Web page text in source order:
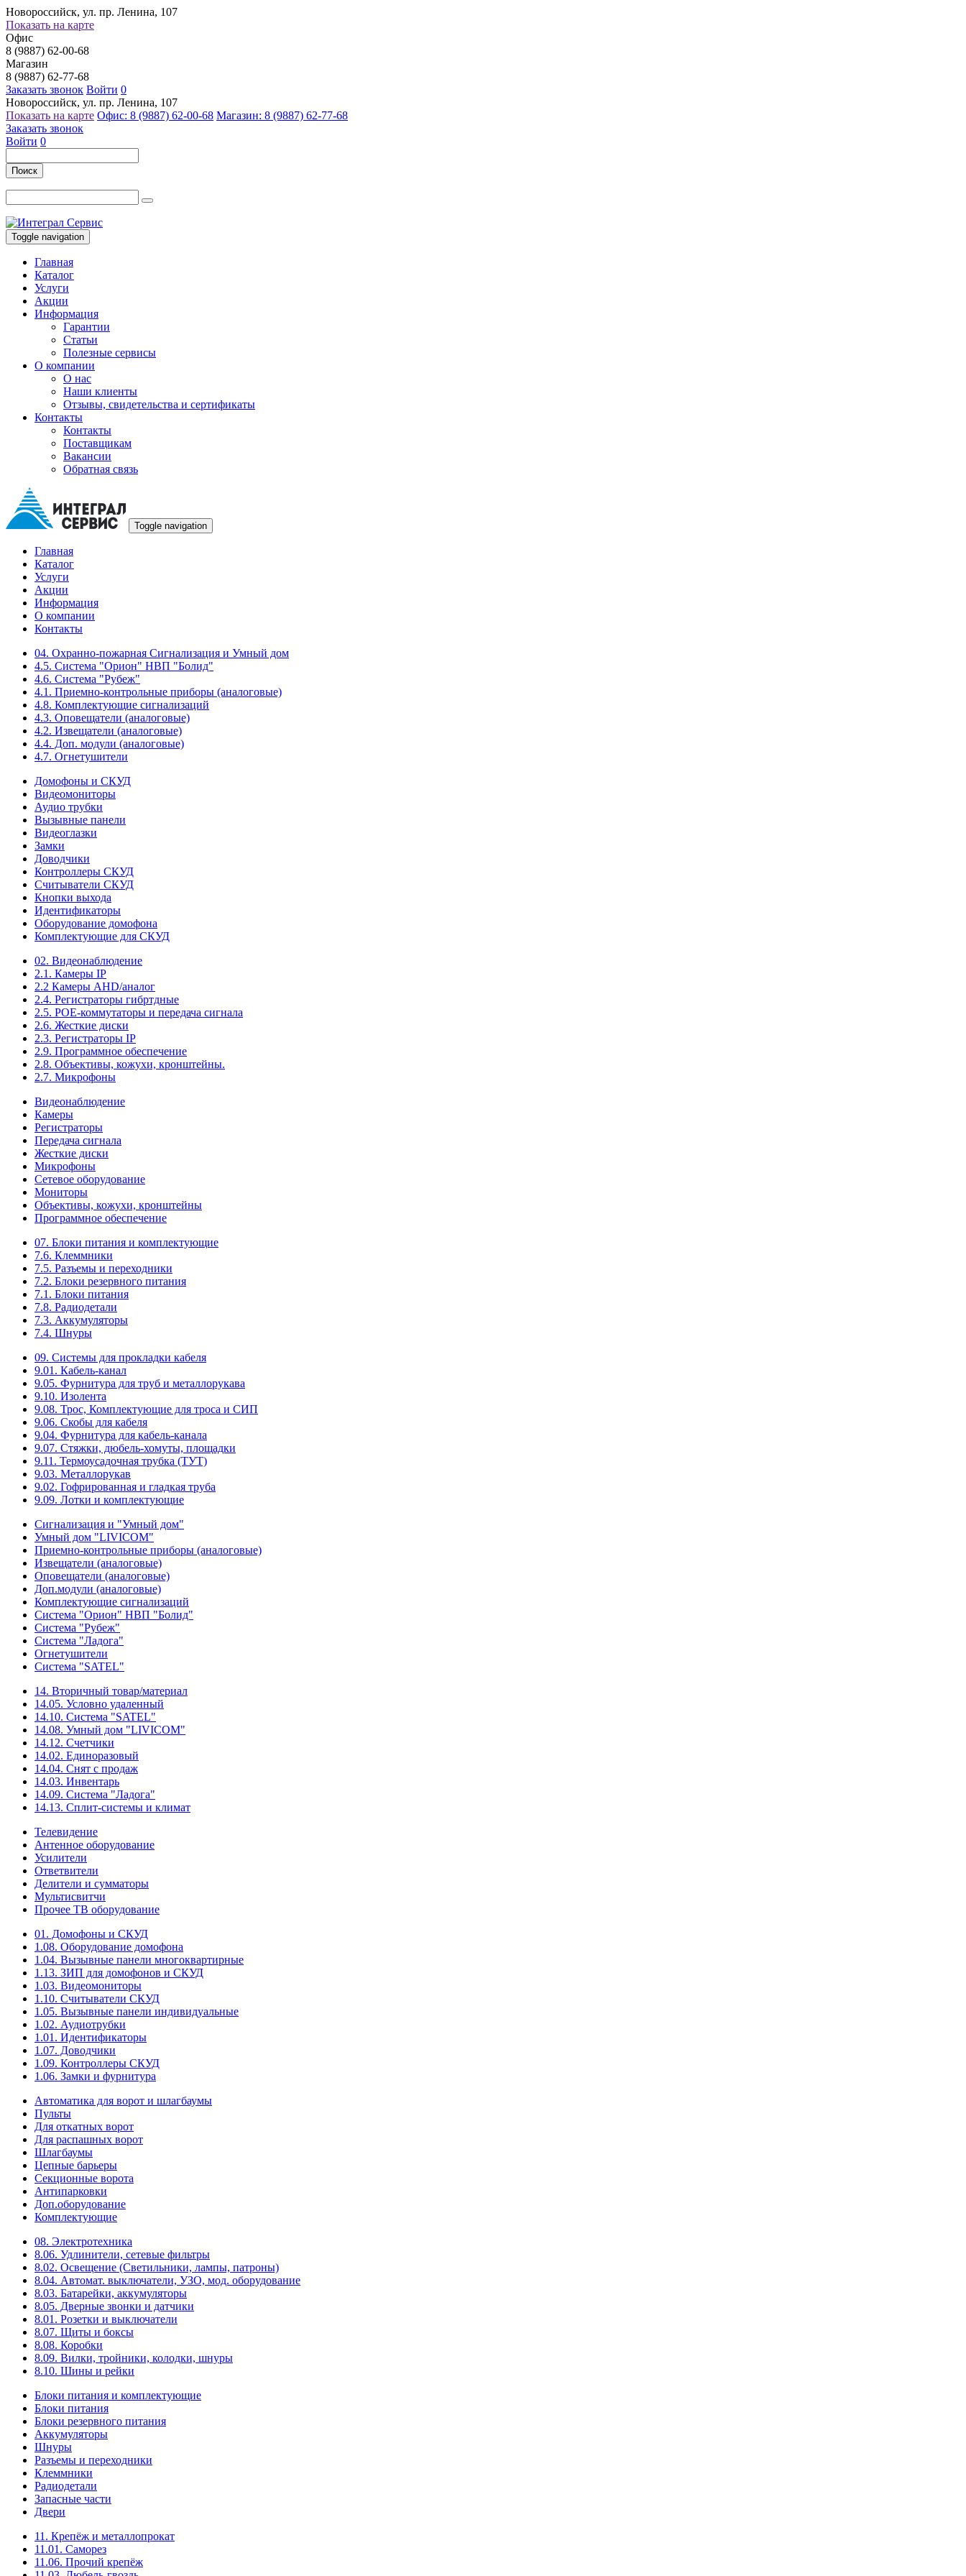
Новороссийск, ул. пр. Ленина, 107
Показать на карте
Офис
8 (9887) 62-00-68
Магазин
8 (9887) 62-77-68
Заказать звонок Войти 0
Новороссийск, ул. пр. Ленина, 107
Показать на карте Офис: 8 (9887) 62-00-68 Магазин: 8 (9887) 62-77-68
Заказать звонок
Войти 0
Поиск
Toggle navigation
Главная
Каталог
Услуги
Акции
Информация
Гарантии
Статьи
Полезные сервисы
О компании
О нас
Наши клиенты
Отзывы, свидетельства и сертификаты
Контакты
Контакты
Поставщикам
Вакансии
Обратная связь
Toggle navigation
Главная
Каталог
Услуги
Акции
Информация
О компании
Контакты
04. Охранно-пожарная Сигнализация и Умный дом
4.5. Система "Орион" НВП "Болид"
4.6. Система "Рубеж"
4.1. Приемно-контрольные приборы (аналоговые)
4.8. Комплектующие сигнализаций
4.3. Оповещатели (аналоговые)
4.2. Извещатели (аналоговые)
4.4. Доп. модули (аналоговые)
4.7. Огнетушители
Домофоны и СКУД
Видеомониторы
Аудио трубки
Вызывные панели
Видеоглазки
Замки
Доводчики
Контроллеры СКУД
Считыватели СКУД
Кнопки выхода
Идентификаторы
Оборудование домофона
Комплектующие для СКУД
02. Видеонаблюдение
2.1. Камеры IP
2.2 Камеры AHD/аналог
2.4. Регистраторы гибртдные
2.5. РОЕ-коммутаторы и передача сигнала
2.6. Жесткие диски
2.3. Регистраторы IP
2.9. Программное обеспечение
2.8. Объективы, кожухи, кронштейны.
2.7. Микрофоны
Видеонаблюдение
Камеры
Регистраторы
Передача сигнала
Жесткие диски
Микрофоны
Сетевое оборудование
Мониторы
Объективы, кожухи, кронштейны
Программное обеспечение
07. Блоки питания и комплектующие
7.6. Клеммники
7.5. Разъемы и переходники
7.2. Блоки резервного питания
7.1. Блоки питания
7.8. Радиодетали
7.3. Аккумуляторы
7.4. Шнуры
09. Системы для прокладки кабеля
9.01. Кабель-канал
9.05. Фурнитура для труб и металлорукава
9.10. Изолента
9.08. Трос, Комплектующие для троса и СИП
9.06. Скобы для кабеля
9.04. Фурнитура для кабель-канала
9.07. Стяжки, дюбель-хомуты, площадки
9.11. Термоусадочная трубка (ТУТ)
9.03. Металлорукав
9.02. Гофрированная и гладкая труба
9.09. Лотки и комплектующие
Сигнализация и "Умный дом"
Умный дом "LIVICOM"
Приемно-контрольные приборы (аналоговые)
Извещатели (аналоговые)
Оповещатели (аналоговые)
Доп.модули (аналоговые)
Комплектующие сигнализаций
Система "Орион" НВП "Болид"
Система "Рубеж"
Система "Ладога"
Огнетушители
Система "SATEL"
14. Вторичный товар/материал
14.05. Условно удаленный
14.10. Система "SATEL"
14.08. Умный дом "LIVICOM"
14.12. Счетчики
14.02. Единоразовый
14.04. Снят с продаж
14.03. Инвентарь
14.09. Система "Ладога"
14.13. Сплит-системы и климат
Телевидение
Антенное оборудование
Усилители
Ответвители
Делители и сумматоры
Мультисвитчи
Прочее ТВ оборудование
01. Домофоны и СКУД
1.08. Оборудование домофона
1.04. Вызывные панели многоквартирные
1.13. ЗИП для домофонов и СКУД
1.03. Видеомониторы
1.10. Считыватели СКУД
1.05. Вызывные панели индивидуальные
1.02. Аудиотрубки
1.01. Идентификаторы
1.07. Доводчики
1.09. Контроллеры СКУД
1.06. Замки и фурнитура
Автоматика для ворот и шлагбаумы
Пульты
Для откатных ворот
Для распашных ворот
Шлагбаумы
Цепные барьеры
Секционные ворота
Антипарковки
Доп.оборудование
Комплектующие
08. Электротехника
8.06. Удлинители, сетевые фильтры
8.02. Освещение (Светильники, лампы, патроны)
8.04. Автомат. выключатели, УЗО, мод. оборудование
8.03. Батарейки, аккумуляторы
8.05. Дверные звонки и датчики
8.01. Розетки и выключатели
8.07. Щиты и боксы
8.08. Коробки
8.09. Вилки, тройники, колодки, шнуры
8.10. Шины и рейки
Блоки питания и комплектующие
Блоки питания
Блоки резервного питания
Аккумуляторы
Шнуры
Разъемы и переходники
Клеммники
Радиодетали
Запасные части
Двери
11. Крепёж и металлопрокат
11.01. Саморез
11.06. Прочий крепёж